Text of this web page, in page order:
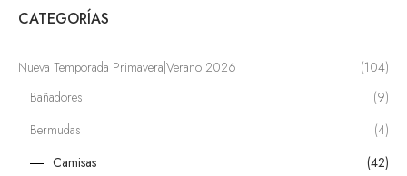
CATEGORÍAS
Nueva Temporada Primavera|Verano 2026
(104)
Bañadores
(9)
Bermudas
(4)
Camisas
(42)